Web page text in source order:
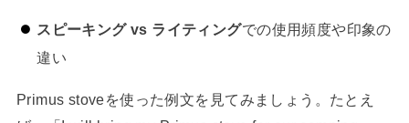
スピーキング vs ライティングでの使用頻度や印象の
違い
Primus stoveを使った例文を見てみましょう。たとえ